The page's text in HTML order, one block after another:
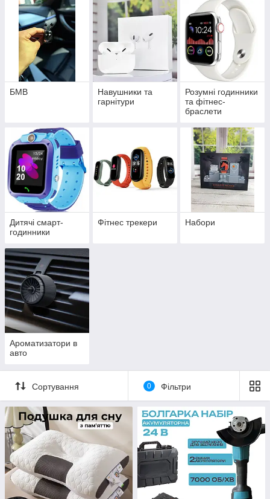
БМВ
Навушники та
гарнітури
Розумні годинники
та фітнес-
браслети
Дитячі смарт-
годинники
Фітнес трекери Набори
Ароматизатори в
авто
Сортування 0 Фільтри